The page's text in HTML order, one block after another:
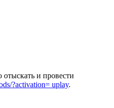
и провести
?activation= uplay.